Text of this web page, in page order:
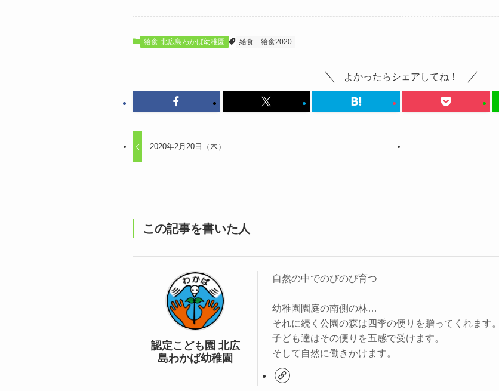
給食-北広島わかば幼稚園 給食 給食2020
よかったらシェアしてね！
2020年2月20日（木）
この記事を書いた人
認定こども園 北広
島わかば幼稚園
自然の中でのびのび育つ
幼稚園園庭の南側の林…
それに続く公園の森は四季の便りを贈ってくれます。
子ども達はその便りを五感で受けます。
そして自然に働きかけます。